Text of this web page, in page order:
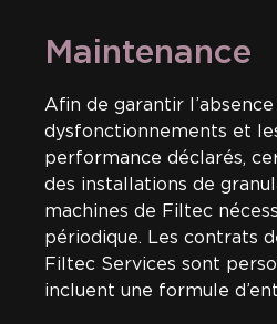
Maintenance
Afin de garantir l’absence
dysfonctionnements et
performance déclarés,
des installations de
machines de Filtec
périodique. Les contrats
Filtec Services sont
incluent une formule